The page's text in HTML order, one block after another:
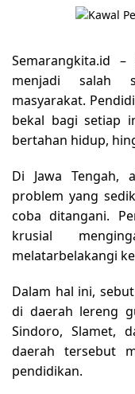
Semarangkita.id –
menjadi salah
masyarakat.
bekal bagi setiap
bertahan hidup,
Di Jawa Tengah,
problem yang
coba ditangani.
krusial
melatarbelakangi
Dalam hal ini,
di daerah lereng
Sindoro, Slamet,
daerah tersebut
pendidikan.